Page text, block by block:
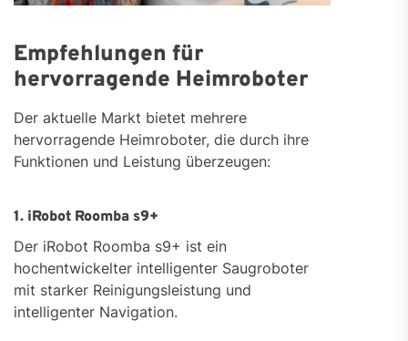
Empfehlungen für
hervorragende Heimroboter
Der aktuelle Markt bietet mehrere
hervorragende Heimroboter, die durch ihre
Funktionen und Leistung überzeugen:
1. iRobot Roomba s9+
Der iRobot Roomba s9+ ist ein
hochentwickelter intelligenter Saugroboter
mit starker Reinigungsleistung und
intelligenter Navigation.